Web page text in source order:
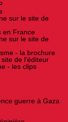
sur le site de
en France
sur le site de
- la brochure
de l'éditeur
- les clips
guerre à Gaza